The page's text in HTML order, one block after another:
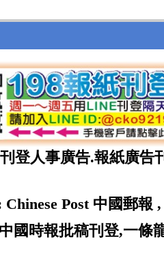
登人事廣告.報紙廣告
Chinese Post 中國郵報
國時報批稿刊登,一條